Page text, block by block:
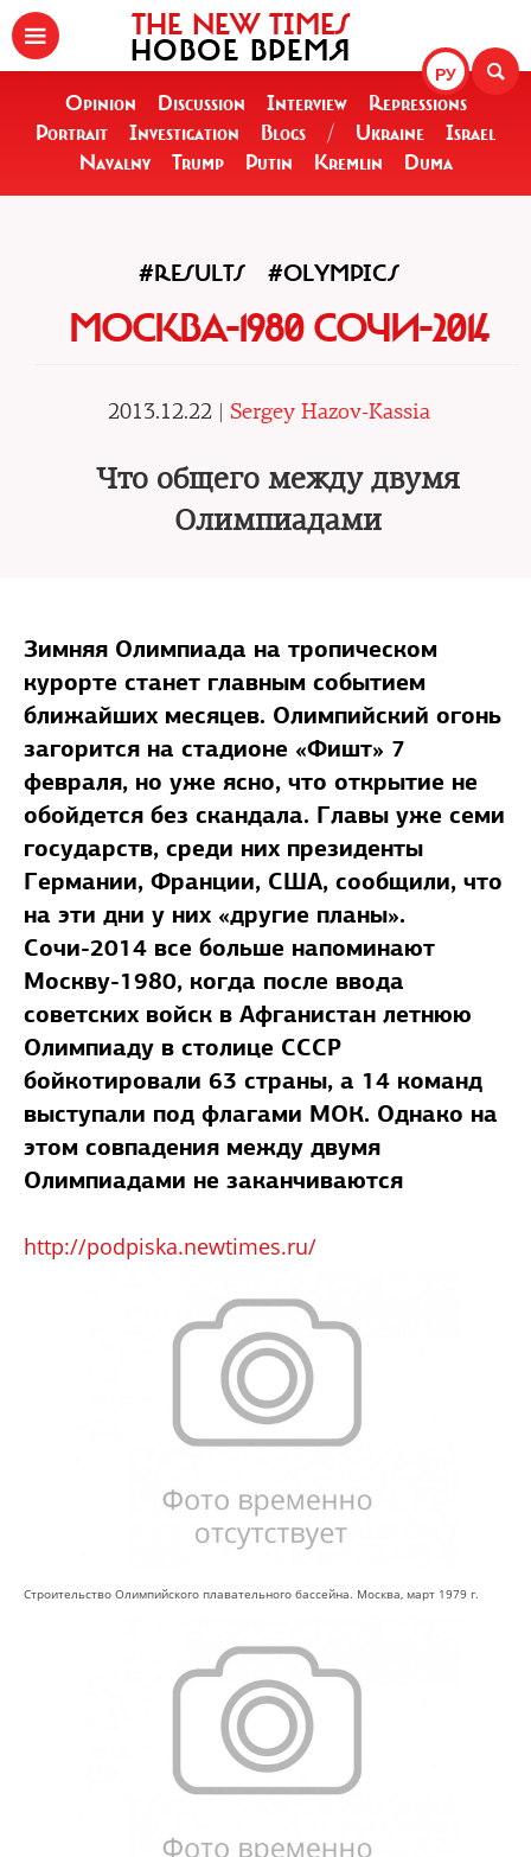
РУ
THE NEW TIMES
НОВОЕ ВРЕМЯ
Opinion Discussion Interview
Repressions
Portrait
Investigation Blogs / Ukraine
Israel
Navalny
Trump Putin Kremlin Duma
#RESULTS #OLYMPICS
МОСКВА-1980 СОЧИ-2014
2013.12.22 | Sergey Hazov-Kassia
Что общего между двумя
Олимпиадами
Зимняя Олимпиада на тропическом
курорте станет главным событием
ближайших месяцев. Олимпийский огонь
загорится на стадионе «Фишт» 7
февраля, но уже ясно, что открытие не
обойдется без скандала. Главы уже семи
государств, среди них президенты
Германии, Франции, США, сообщили, что
на эти дни у них «другие планы».
Сочи-2014 все больше напоминают
Москву-1980, когда после ввода
советских войск в Афганистан летнюю
Олимпиаду в столице СССР
бойкотировали 63 страны, а 14 команд
выступали под флагами МОК. Однако на
этом совпадения между двумя
Олимпиадами не заканчиваются
http://podpiska.newtimes.ru/
Строительство Олимпийского плавательного бассейна. Москва, март 1979 г.